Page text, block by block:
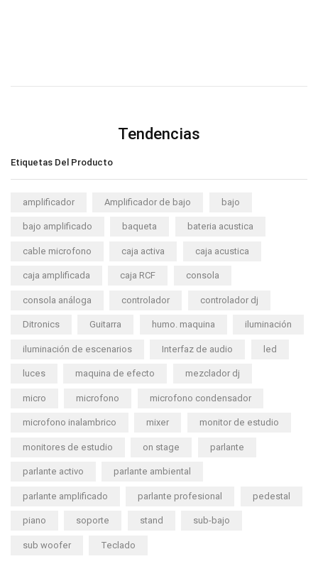
Tendencias
Etiquetas Del Producto
amplificador Amplificador de bajo bajo
bajo amplificado baqueta bateria acustica
cable microfono caja activa caja acustica
caja amplificada caja RCF consola
consola análoga controlador controlador dj
Ditronics Guitarra humo. maquina iluminación
iluminación de escenarios Interfaz de audio led
luces maquina de efecto mezclador dj
micro microfono microfono condensador
microfono inalambrico mixer monitor de estudio
monitores de estudio on stage parlante
parlante activo parlante ambiental
parlante amplificado parlante profesional pedestal
piano soporte stand sub-bajo
sub woofer Teclado